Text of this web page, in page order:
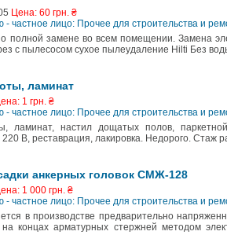
Цена: 60 грн. ₴
- частное лицо: Прочее для строительства и
полной замене во всем помещении. Замена
с пылесосом сухое пылеудаление Hilti Без
ламинат
1 грн. ₴
- частное лицо: Прочее для строительства и
ламинат, настил дощатых полов,
В, реставрация, лакировка. Недорого. Стаж
анкерных головок СМЖ-128
1 000 грн. ₴
- частное лицо: Прочее для строительства и
в производстве предварительно
на концах арматурных стержней методом